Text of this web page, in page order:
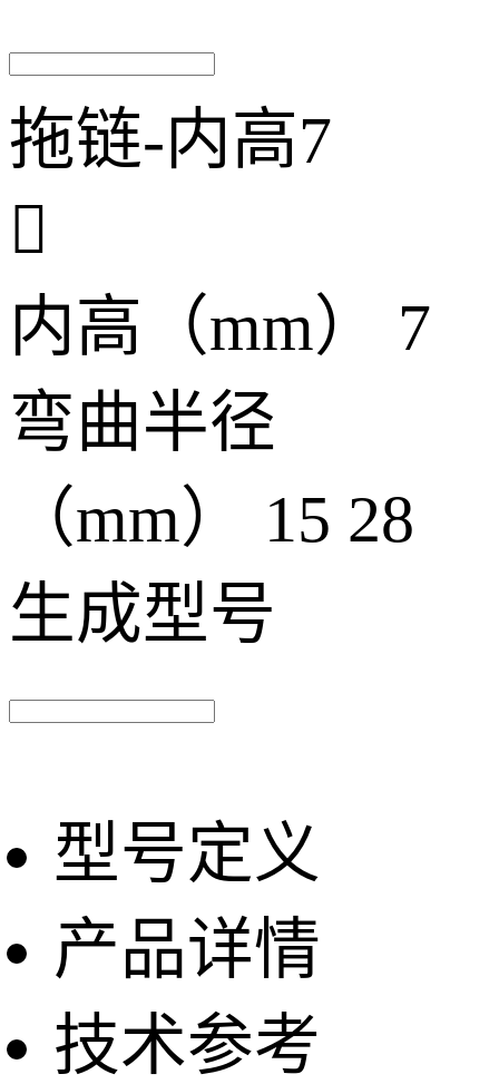
拖链-内高7

内高（mm）
7
弯曲半径
（mm）
15 28
生成型号
型号定义
产品详情
技术参考